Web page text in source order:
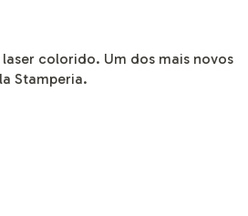
colorido. Um dos mais novos
Stamperia.